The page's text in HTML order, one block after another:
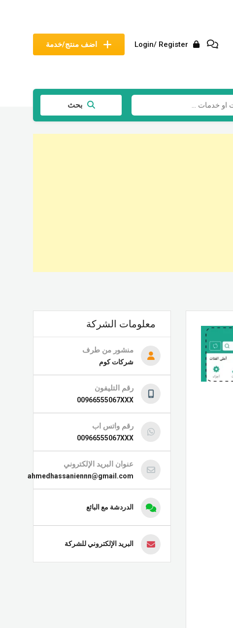
اضف منتج/خدمة
Login/ Register
بحث
معلومات الشركة
منشور من طرف
شركات كوم
رقم التليفون
00966555067XXX
رقم واتس اب
00966555067XXX
عنوان البريد الإلكتروني
ahmedhassaniennn@gmail.com
الدردشة مع البائع
البريد الإلكتروني للشركة